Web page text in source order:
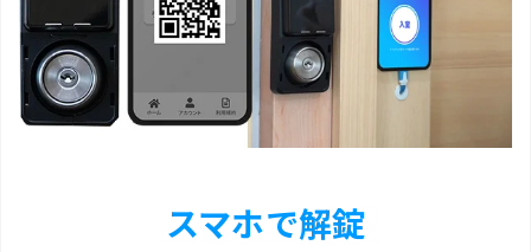
スマホで解錠